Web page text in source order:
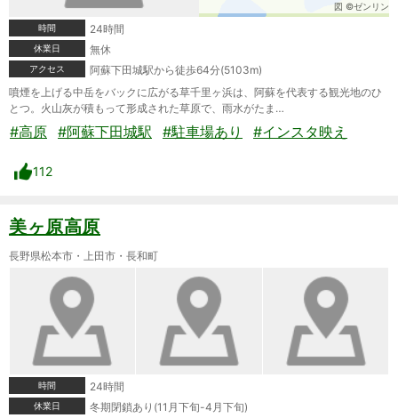
図 ©ゼンリン
時間
24時間
休業日 無休
アクセス
阿蘇下田城駅から徒歩64分(5103m)
噴煙を上げる中岳をバックに広がる草千里ヶ浜は、阿蘇を代表する観光地のひ
とつ。火山灰が積もって形成された草原で、雨水がたま…
#高原 #阿蘇下田城駅 #駐車場あり #インスタ映え
112
美ヶ原高原
長野県松本市・上田市・長和町
時間 24時間
休業日 冬期閉鎖あり(11月下旬-4月下旬)